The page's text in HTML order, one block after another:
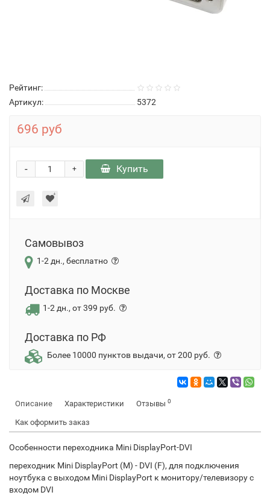
Рейтинг:
Артикул:
5372
696 руб
+
- Купить
Самовывоз
1-2 дн., бесплатно
Доставка по Москве
1-2 дн., от 399 руб.
Доставка по РФ
Более 10000 пунктов выдачи, от 200 руб.
Описание Характеристики Отзывы 0
Как оформить заказ
Особенности переходника Mini DisplayPort-DVI
переходник Mini DisplayPort (M) - DVI (F), для подключения
ноутбука с выходом Mini DisplayPort к монитору/телевизору с
входом DVI